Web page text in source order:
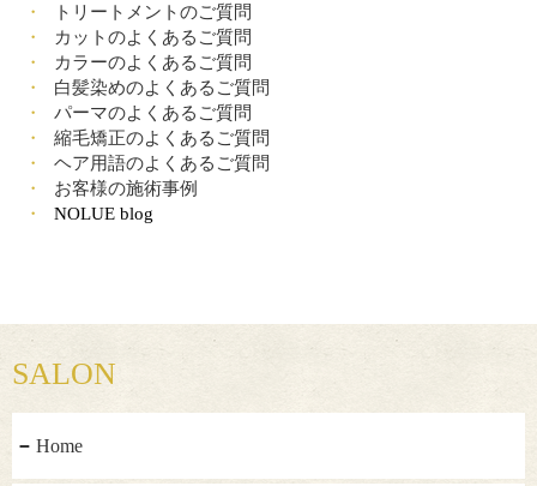
トリートメントのご質問
カットのよくあるご質問
カラーのよくあるご質問
白髪染めのよくあるご質問
パーマのよくあるご質問
縮毛矯正のよくあるご質問
ヘア用語のよくあるご質問
お客様の施術事例
NOLUE blog
SALON
Home